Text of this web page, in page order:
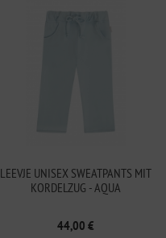
LEEVJE UNISEX SWEATPANTS MIT
KORDELZUG - AQUA
44,00 €